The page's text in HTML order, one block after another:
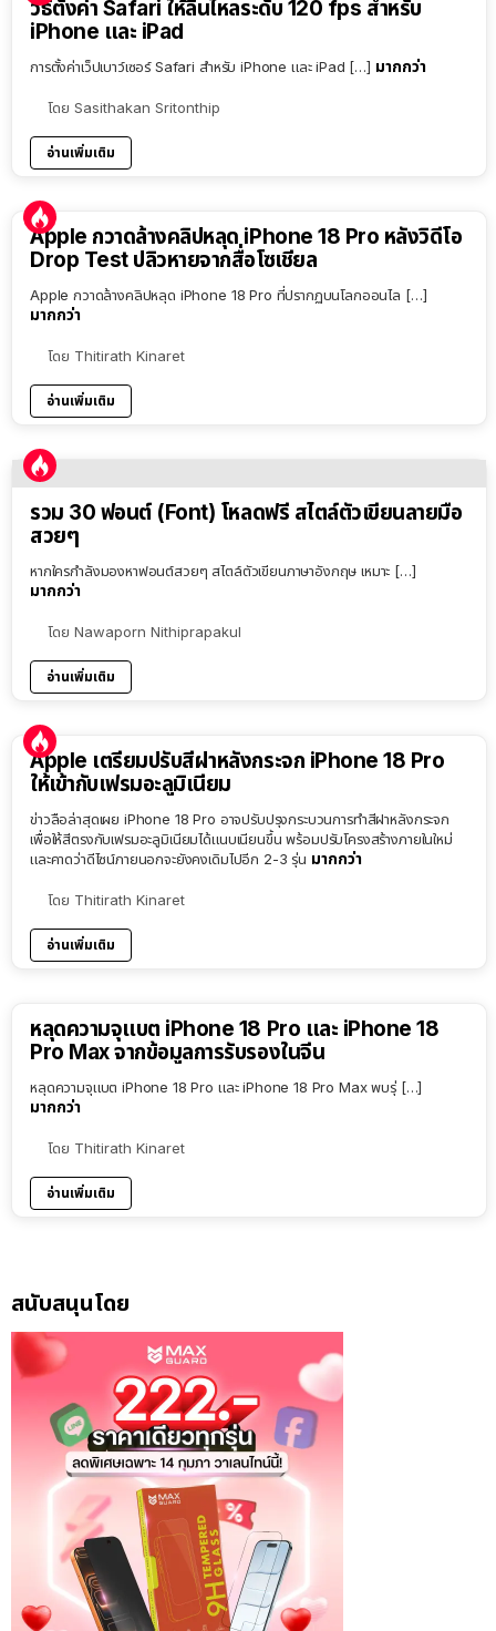
วิธีตั้งค่า Safari ให้ลื่นไหลระดับ 120 fps สำหรับ
iPhone และ iPad
การตั้งค่าเว็ปเบาว์เซอร์ Safari สำหรับ iPhone และ iPad […] มากกว่า
โดย Sasithakan Sritonthip
อ่านเพิ่มเติม
Apple กวาดล้างคลิปหลุด iPhone 18 Pro หลังวิดีโอ
Drop Test ปลิวหายจากสื่อโซเชียล
Apple กวาดล้างคลิปหลุด iPhone 18 Pro ที่ปรากฏบนโลกออนไล […]
มากกว่า
โดย Thitirath Kinaret
อ่านเพิ่มเติม
รวม 30 ฟอนต์ (Font) โหลดฟรี สไตล์ตัวเขียนลายมือ
สวยๆ
หากใครกำลังมองหาฟอนต์สวยๆ สไตล์ตัวเขียนภาษาอังกฤษ เหมาะ […]
มากกว่า
โดย Nawaporn Nithiprapakul
อ่านเพิ่มเติม
Apple เตรียมปรับสีฝาหลังกระจก iPhone 18 Pro
ให้เข้ากับเฟรมอะลูมิเนียม
ข่าวลือล่าสุดเผย iPhone 18 Pro อาจปรับปรุงกระบวนการทำสีฝาหลังกระจก
เพื่อให้สีตรงกับเฟรมอะลูมิเนียมได้แนบเนียนขึ้น พร้อมปรับโครงสร้างภายในใหม่
และคาดว่าดีไซน์ภายนอกจะยังคงเดิมไปอีก 2-3 รุ่น มากกว่า
โดย Thitirath Kinaret
อ่านเพิ่มเติม
หลุดความจุแบต iPhone 18 Pro และ iPhone 18
Pro Max จากข้อมูลการรับรองในจีน
หลุดความจุแบต iPhone 18 Pro และ iPhone 18 Pro Max พบรุ่ […]
มากกว่า
โดย Thitirath Kinaret
อ่านเพิ่มเติม
สนับสนุนโดย